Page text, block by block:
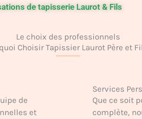
de tapisserie Laurot & Fils
Le choix des professionnels
Choisir Tapissier Laurot Père et
de
et
Services
Que ce soit
complète,